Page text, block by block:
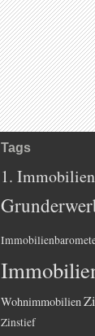
Tags
1.
Wohnimmobilien
Zinstief